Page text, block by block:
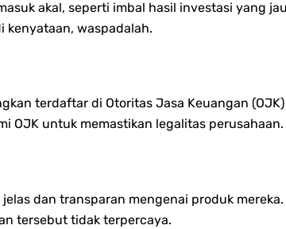
akal, seperti imbal hasil investasi yang
kenyataan, waspadalah.
terdaftar di Otoritas Jasa Keuangan
OJK untuk memastikan legalitas perusahaan.
dan transparan mengenai produk
tersebut tidak terpercaya.